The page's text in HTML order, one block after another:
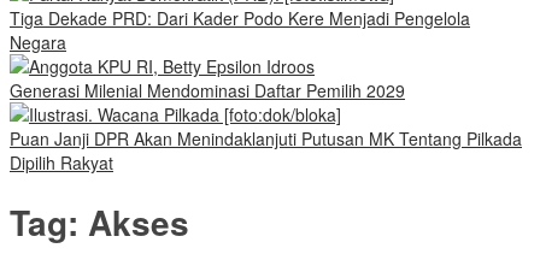
Tiga Dekade PRD: Dari Kader Podo Kere Menjadi Pengelola
Negara
Generasi Milenial Mendominasi Daftar Pemilih 2029
Puan Janji DPR Akan Menindaklanjuti Putusan MK Tentang Pilkada
Dipilih Rakyat
Tag: Akses